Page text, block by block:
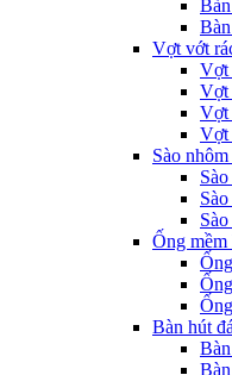
Vợt vớt
Vợt
Vợt
Vợt
Vợt
Sào
Ống mềm
Bàn hút